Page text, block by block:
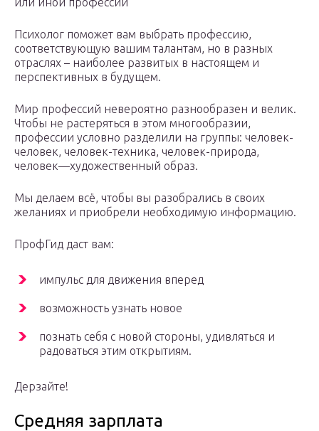
Психолог поможет вам выбрать профессию,
соответствующую вашим талантам, но в разных
отраслях – наиболее развитых в настоящем и
перспективных в будущем.
Мир профессий невероятно разнообразен и велик.
Чтобы не растеряться в этом многообразии,
профессии условно разделили на группы: человек-
человек, человек-техника, человек-природа,
человек—художественный образ.
Мы делаем всё, чтобы вы разобрались в своих
желаниях и приобрели необходимую информацию.
ПрофГид даст вам:
импульс для движения вперед
возможность узнать новое
познать себя с новой стороны, удивляться и
радоваться этим открытиям.
Дерзайте!
Средняя зарплата